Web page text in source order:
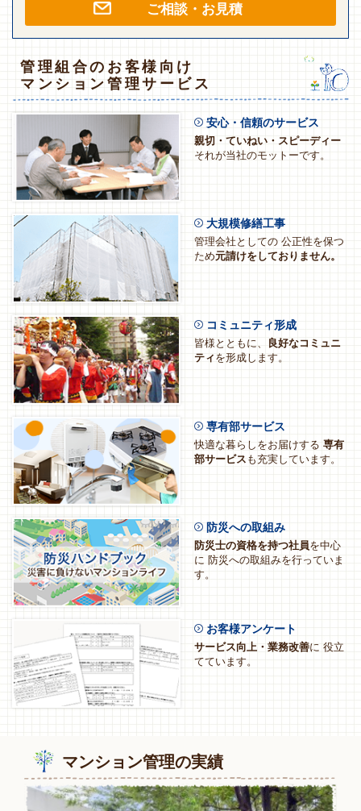
ご相談・お見積
管理組合のお客様向け
マンション管理サービス
安心・信頼のサービス
親切・ていねい・スピーディー
それが当社のモットーです。
大規模修繕工事
管理会社としての 公正性を保つ
ため元請けをしておりません。
コミュニティ形成
皆様とともに、
良好なコミュニ
ティ を形成します。
専有部サービス
快適な暮らしをお届けする 専有
部サービス も充実しています。
防災への取組み
防災士の資格を持つ社員を中心
に 防災への取組みを行っていま
す。
お客様アンケート
サービス向上・業務改善に 役立
てています。
マンション管理の実績